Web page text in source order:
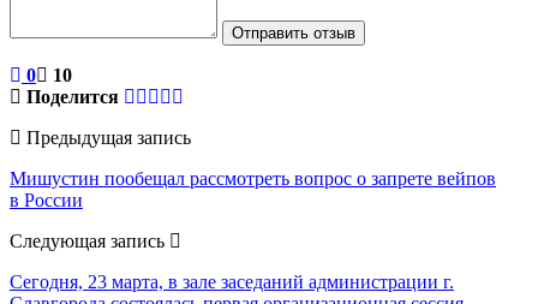
Отправить отзыв
0
10
Поделится
Предыдущая запись
Мишустин пообещал рассмотреть вопрос о запрете вейпов
в России
Следующая запись
Сегодня, 23 марта, в зале заседаний администрации г.